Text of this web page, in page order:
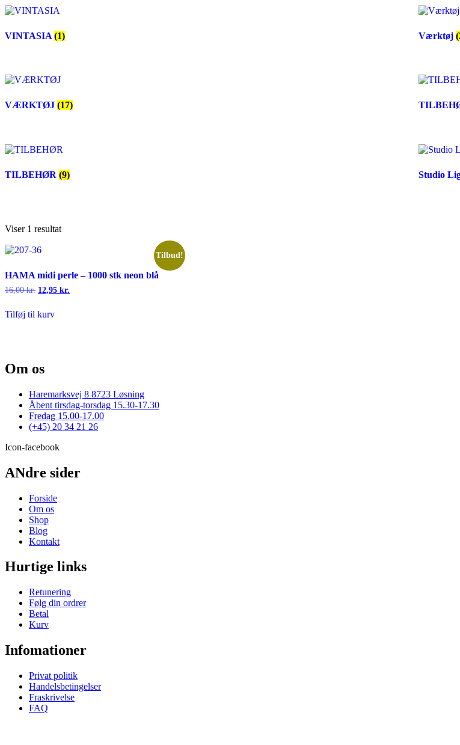
VINTASIA (1) Værktøj
VÆRKTØJ (17)
TILBEHØR (9) Studio
Viser 1 resultat
Tilbud!
HAMA midi perle – 1000 stk neon blå
16,00kr. Den
pris
var:
12,95 kr.
Tilføj til kurv
Om os
Haremarksvej 8 8723 Løsning
Åbent tirsdag-torsdag 15.30-17.30
Fredag 15.00-17.00
(+45) 20 34 21 26
Icon-facebook
ANdre sider
Forside
Om os
Shop
Blog
Kontakt
Hurtige links
Retunering
Følg din ordrer
Betal
Kurv
Infomationer
Privat politik
Handelsbetingelser
Fraskrivelse
FAQ